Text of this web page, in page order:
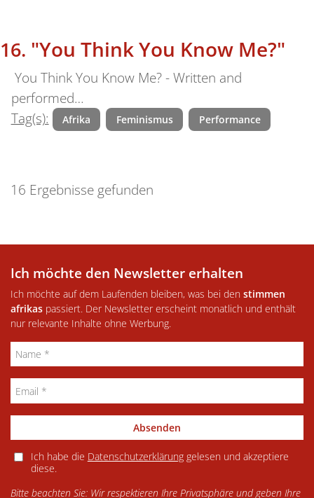
"You Think You Know Me?"
You Think You Know Me? - Written and
performed…
Tag(s):
Afrika Feminismus Performance
16 Ergebnisse gefunden
Ich möchte den Newsletter erhalten
Ich möchte auf dem Laufenden bleiben, was bei den stimmen
afrikas passiert. Der Newsletter erscheint monatlich und enthält
nur relevante Inhalte ohne Werbung.
Absenden
Ich habe die Datenschutzerklärunggelesen und akzeptiere
diese.
Bitte beachten Sie: Wir respektieren Ihre Privatsphäre und geben Ihre